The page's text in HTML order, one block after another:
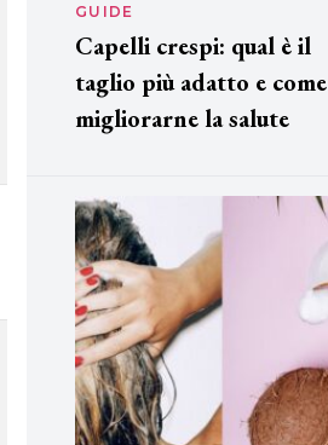
GUIDE
Capelli crespi: qual è il
taglio più adatto e come
migliorarne la salute